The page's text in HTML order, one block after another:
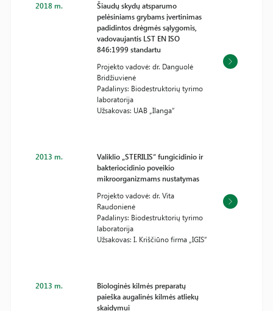
2018 m.
Šiaudų skydų atsparumo
pelėsiniams grybams įvertinimas
padidintos drėgmės sąlygomis,
vadovaujantis LST EN ISO
846:1999 standartu
Projekto vadovė: dr. Danguolė
Bridžiuvienė
Padalinys: Biodestruktorių tyrimo
laboratorija
Užsakovas: UAB „Ilanga“
2013 m.
Valiklio „STERILIS“ fungicidinio ir
bakteriocidinio poveikio
mikroorganizmams nustatymas
Projekto vadovė: dr. Vita
Raudonienė
Padalinys: Biodestruktorių tyrimo
laboratorija
Užsakovas: I. Kriščiūno firma „IGIS“
2013 m.
Biologinės kilmės preparatų
paieška augalinės kilmės atliekų
skaidymui